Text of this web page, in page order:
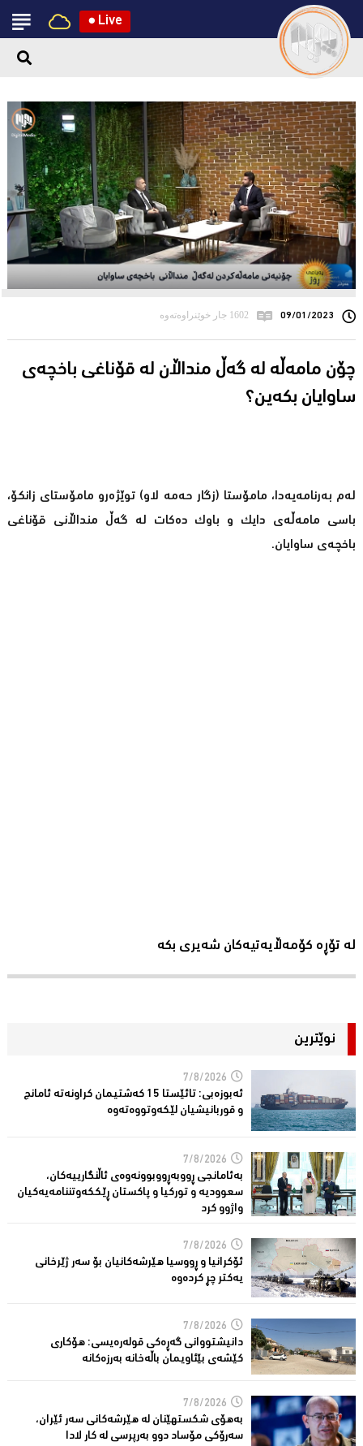
● Live
09/01/2023 1602 جار خوێنراوەتەوە
چۆن مامەڵە لە گەڵ منداڵان لە قۆناغی باخچەی
ساوایان بکەین؟
لەم بەرنامەیەدا، مامۆستا (زگار حەمە لاو) توێژەرو مامۆستای زانکۆ،
باسی مامەڵەی دایک و باوک دەکات لە گەڵ منداڵانی قۆناغی
باخچەی ساوایان.
لە تۆڕە کۆمەڵایەتیەکان شەیری بکە
نوێترین
7/8/2026
ئەبوزەبی: تائێستا 15 كەشتیمان كراونەتە ئامانج
و قوربانیشیان لێكەوتووەتەوە
7/8/2026
بەئامانجی ڕووبەڕووبوونەوەی ئاڵنگارییەكان،
سعوودیە و توركیا و پاكستان ڕێككەوتننامەیەکیان
واژوو كرد
7/8/2026
ئۆكرانیا و ڕووسیا هێرشەكانیان بۆ سەر ژێرخانی
یەكتر چڕ كردەوە
7/8/2026
دانیشتووانى گەڕەكی قولەرەیسی: هۆکارى
کێشەى بێئاویمان باڵەخانە بەرزەكانە
7/8/2026
بەهۆى شکستهێنان لە هێرشەکانى سەر ئێران،
سەرۆكی مۆساد دوو بەرپرسی لە كار لادا